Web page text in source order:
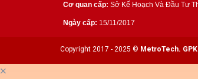
Cơ quan cấp: Sở Kế Hoạch Và Đầu Tư
Ngày cấp: 15/11/2017
Copyright 2017 - 2025 © MetroTech.